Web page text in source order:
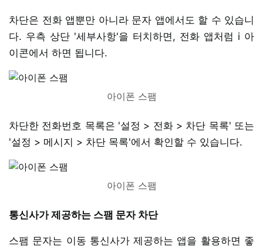
차단은 전화 앱뿐만 아니라 문자 앱에서도 할 수 있습니
다. 우측 상단 '세부사항'을 터치하면, 전화 앱처럼 i 아
이콘에서 하면 됩니다.
아이폰 스팸
차단한 전화번호 목록은 '설정 > 전화 > 차단 목록' 또는
'설정 > 메시지 > 차단 목록'에서 확인할 수 있습니다.
아이폰 스팸
통신사가 제공하는 스팸 문자 차단
스팸 문자는 이동 통신사가 제공하는 앱을 활용하면 좋